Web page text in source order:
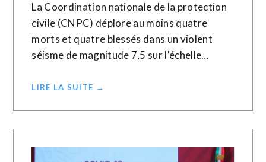
La Coordination nationale de la protection
civile (CNPC) déplore au moins quatre
morts et quatre blessés dans un violent
séisme de magnitude 7,5 sur l'échelle…
LIRE LA SUITE →